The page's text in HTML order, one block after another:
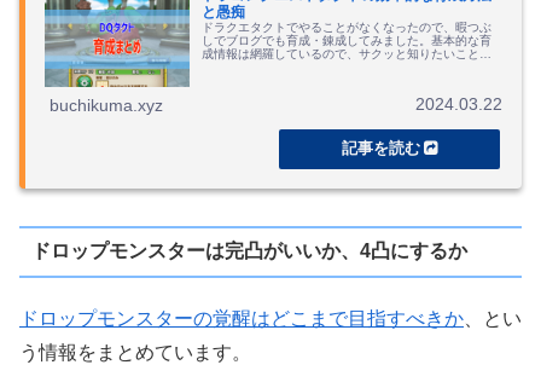
と愚痴
ドラクエタクトでやることがなくなったので、暇つぶ
しでブログでも育成・錬成してみました。基本的な育
成情報は網羅しているので、サクッと知りたいことが
buchikuma.xyz 2024.03.22
ドロップモンスターは完凸がいいか、4凸にするか
ドロップモンスターの覚醒はどこまで目指すべきか 、とい
う情報をまとめています。